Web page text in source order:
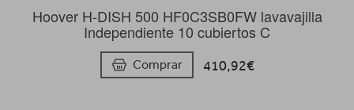
Hoover H-DISH 500 HF0C3SB0FW lavavajilla
Independiente 10 cubiertos C
Comprar 410,92€